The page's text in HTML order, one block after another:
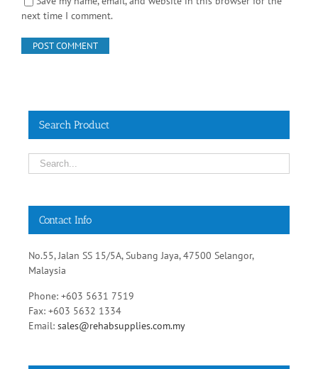
Contact Info
Malaysia
Fax: +603 5632 1334
Email:sales@rehabsupplies.com.my
Get Social